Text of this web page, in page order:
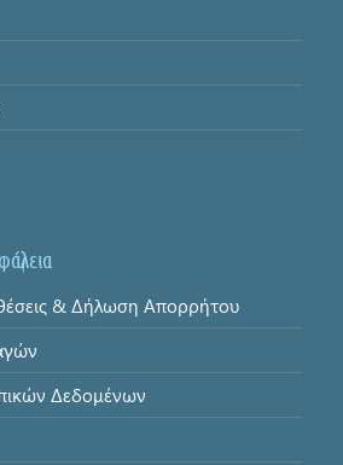
& Δήλωση Απορρήτου
Δεδομένων